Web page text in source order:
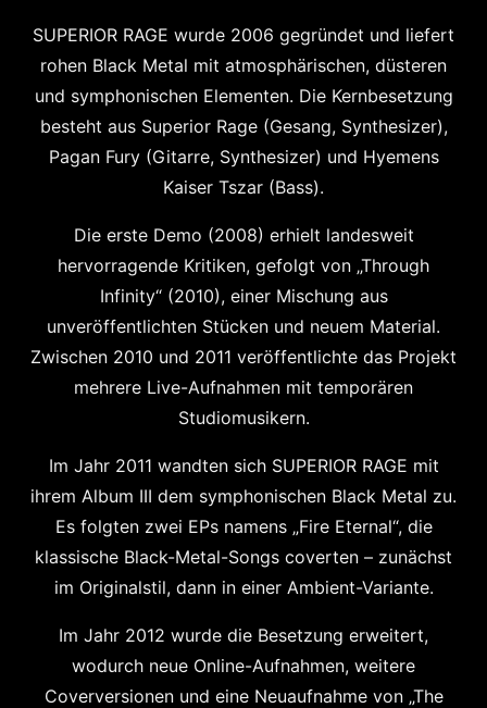
SUPERIOR RAGE wurde 2006 gegründet und liefert
rohen Black Metal mit atmosphärischen, düsteren
und symphonischen Elementen. Die Kernbesetzung
besteht aus Superior Rage (Gesang, Synthesizer),
Pagan Fury (Gitarre, Synthesizer) und Hyemens
Kaiser Tszar (Bass).
Die erste Demo (2008) erhielt landesweit
hervorragende Kritiken, gefolgt von „Through
Infinity“ (2010), einer Mischung aus
unveröffentlichten Stücken und neuem Material.
Zwischen 2010 und 2011 veröffentlichte das Projekt
mehrere Live-Aufnahmen mit temporären
Studiomusikern.
Im Jahr 2011 wandten sich SUPERIOR RAGE mit
ihrem Album III dem symphonischen Black Metal zu.
Es folgten zwei EPs namens „Fire Eternal“, die
klassische Black-Metal-Songs coverten – zunächst
im Originalstil, dann in einer Ambient-Variante.
Im Jahr 2012 wurde die Besetzung erweitert,
wodurch neue Online-Aufnahmen, weitere
Coverversionen und eine Neuaufnahme von „The